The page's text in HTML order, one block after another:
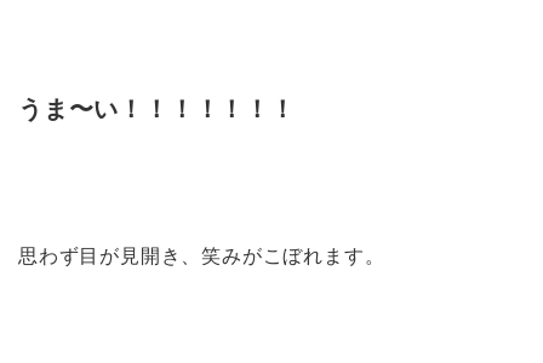
うま〜い！！！！！！！
思わず目が見開き、笑みがこぼれます。